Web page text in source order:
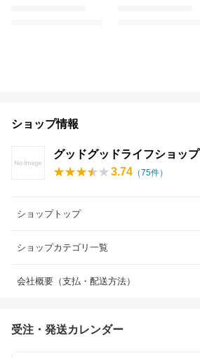
ショップ情報
グッドグッドライフショップ
3.74 （75件）
ショップトップ
ショップカテゴリ一覧
会社概要（支払・配送方法）
受注・発送カレンダー